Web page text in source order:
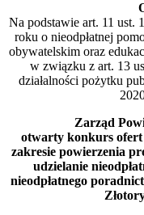
Na podstawie art. 11 ust.
roku o nieodpłatnej
obywatelskim oraz
w związku z art. 13
działalności pożytku
Zarząd
otwarty konkurs ofert
zakresie powierzenia
udzielanie
nieodpłatnego